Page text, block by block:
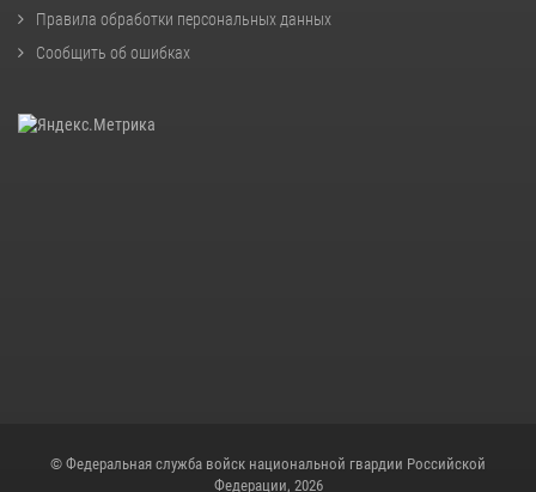
Правила обработки персональных данных
Сообщить об ошибках
© Федеральная служба войск национальной гвардии Российской
Федерации, 2026